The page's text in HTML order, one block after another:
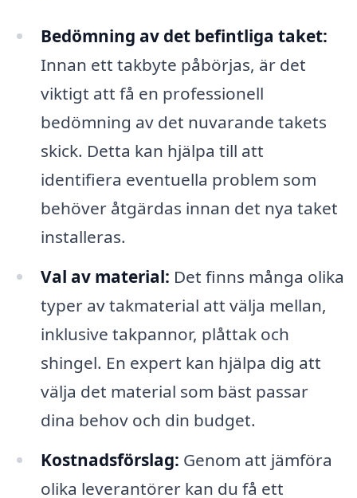
Bedömning av det befintliga taket:
Innan ett takbyte påbörjas, är det
viktigt att få en professionell
bedömning av det nuvarande takets
skick. Detta kan hjälpa till att
identifiera eventuella problem som
behöver åtgärdas innan det nya taket
installeras.
Val av material: Det finns många olika
typer av takmaterial att välja mellan,
inklusive takpannor, plåttak och
shingel. En expert kan hjälpa dig att
välja det material som bäst passar
dina behov och din budget.
Kostnadsförslag: Genom att jämföra
olika leverantörer kan du få ett